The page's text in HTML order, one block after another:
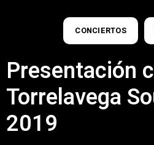
CONCIERTOS
Presentación
Torrelavega
2019